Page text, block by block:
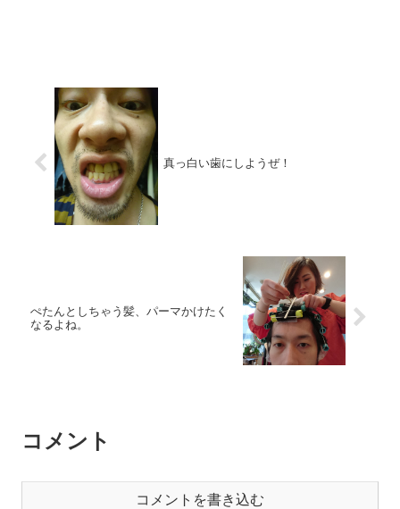
真っ白い歯にしようぜ！
ぺたんとしちゃう髪、パーマかけたく
なるよね。
コメント
コメントを書き込む